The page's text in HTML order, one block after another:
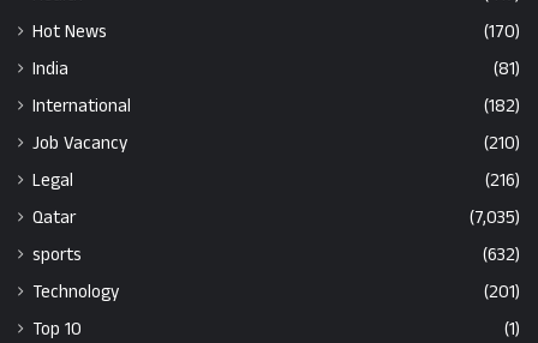
Hot News
(170)
India
(81)
International
(182)
Job Vacancy
(210)
Legal
(216)
Qatar
(7,035)
sports
(632)
Technology
(201)
Top 10
(1)